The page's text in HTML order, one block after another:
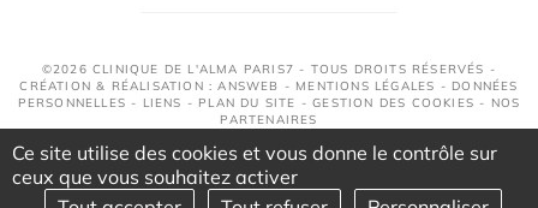
©2026 CLINIQUE DE L'ALMA PARIS7 - TOUS DROITS RÉSERVÉS -
CRÉATION & RÉALISATION : ANSWEB - MENTIONS LÉGALES - DONNÉES
PERSONNELLES - LIENS - PLAN DU SITE -GESTION DES COOKIES - NOS
PARTENAIRES
Ce site utilise des cookies et vous donne le contrôle sur
ceux que vous souhaitez activer